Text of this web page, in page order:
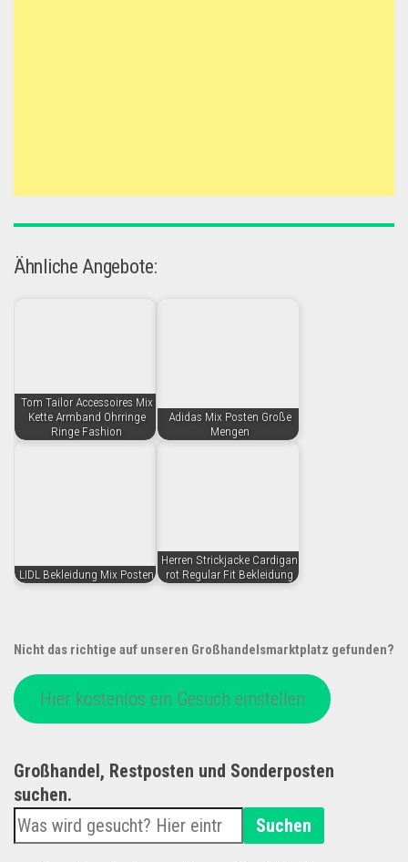
Ähnliche Angebote:
Tom Tailor Accessoires Mix
Kette Armband Ohrringe
Ringe Fashion
Adidas Mix Posten Große
Mengen
LIDL Bekleidung Mix Posten
Herren Strickjacke Cardigan
rot Regular Fit Bekleidung
Nicht das richtige auf unseren Großhandelsmarktplatz gefunden?
Hier kostenlos ein Gesuch einstellen
Großhandel, Restposten und Sonderposten
suchen.
Suchen